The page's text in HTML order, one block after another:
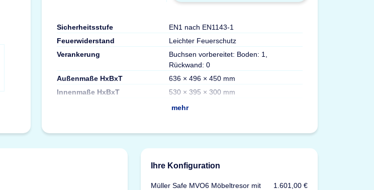
Sicherheitsstufe
EN1 nach EN1143-1
Feuerwiderstand
Leichter Feuerschutz
Verankerung
Buchsen vorbereitet: Boden: 1,
Rückwand: 0
Außenmaße HxBxT
636 × 496 × 450 mm
Innenmaße HxBxT
530 × 395 × 300 mm
mehr
Ihre Konfiguration
Müller Safe MVO6 Möbeltresor mit
1.601,00 €